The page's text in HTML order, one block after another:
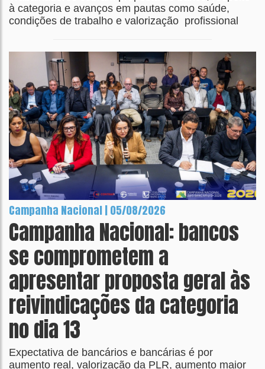
à categoria e avanços em pautas como saúde,
condições de trabalho e valorização profissional
Campanha Nacional | 05/08/2026
Campanha Nacional: bancos
se comprometem a
apresentar proposta geral às
reivindicações da categoria
no dia 13
Expectativa de bancários e bancárias é por
aumento real, valorização da PLR, aumento maior